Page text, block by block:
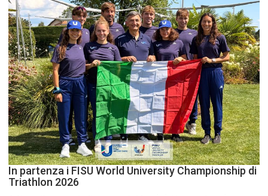
In partenza i FISU World University Championship di
Triathlon 2026